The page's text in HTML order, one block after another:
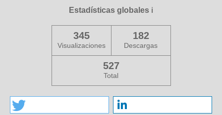
Estadísticas globales ℹ️
345
Visualizaciones
182
Descargas
527
Total